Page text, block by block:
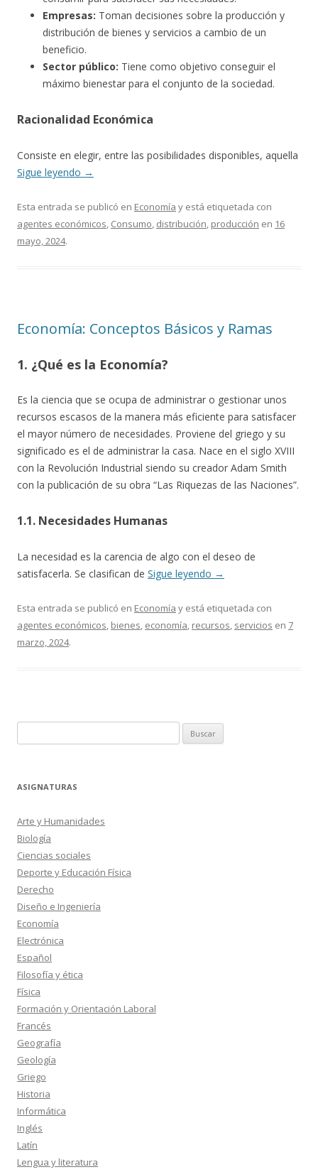
Empresas: Toman decisiones sobre la producción y
distribución de bienes y servicios a cambio de un
beneficio.
Sector público: Tiene como objetivo conseguir el
máximo bienestar para el conjunto de la sociedad.
Racionalidad Económica
Consiste en elegir, entre las posibilidades disponibles, aquella
Sigue leyendo →
Esta entrada se publicó en Economía y está etiquetada con
agentes económicos, Consumo, distribución, producción en 16
mayo, 2024.
Economía: Conceptos Básicos y Ramas
1. ¿Qué es la Economía?
Es la ciencia que se ocupa de administrar o gestionar unos
recursos escasos de la manera más eficiente para satisfacer
el mayor número de necesidades. Proviene del griego y su
significado es el de administrar la casa. Nace en el siglo XVIII
con la Revolución Industrial siendo su creador Adam Smith
con la publicación de su obra “Las Riquezas de las Naciones”.
1.1. Necesidades Humanas
La necesidad es la carencia de algo con el deseo de
satisfacerla. Se clasifican de Sigue leyendo →
Esta entrada se publicó en Economía y está etiquetada con
agentes económicos, bienes, economía, recursos, servicios en 7
marzo, 2024.
ASIGNATURAS
Arte y Humanidades
Biología
Ciencias sociales
Deporte y Educación Física
Derecho
Diseño e Ingeniería
Economía
Electrónica
Español
Filosofía y ética
Física
Formación y Orientación Laboral
Francés
Geografía
Geología
Griego
Historia
Informática
Inglés
Latín
Lengua y literatura